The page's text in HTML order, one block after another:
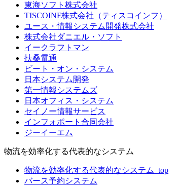
東海ソフト株式会社
TISCOINF株式会社（ティスコインフ）
ユース・情報システム開発株式会社
株式会社ダニエル・ソフト
イークラフトマン
扶桑電通
ビート・オン・システム
日本システム開発
第一情報システムズ
日本オフィス・システム
セイノー情報サービス
インフォポート合同会社
ジーイーエム
物流を効率化する代表的なシステム
物流を効率化する代表的なシステム_top
バース予約システム